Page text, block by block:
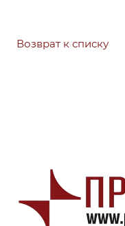
Возврат к списку